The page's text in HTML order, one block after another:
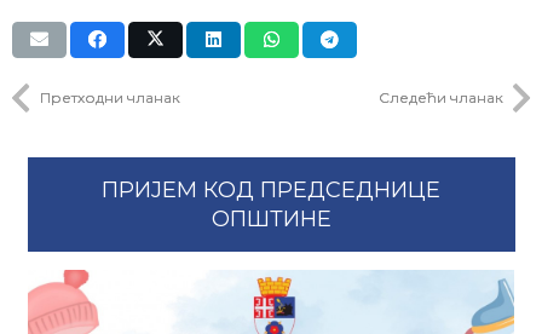
Претходни чланак Следећи чланак
ПРИЈЕМ КОД ПРЕДСЕДНИЦЕ
ОПШТИНЕ